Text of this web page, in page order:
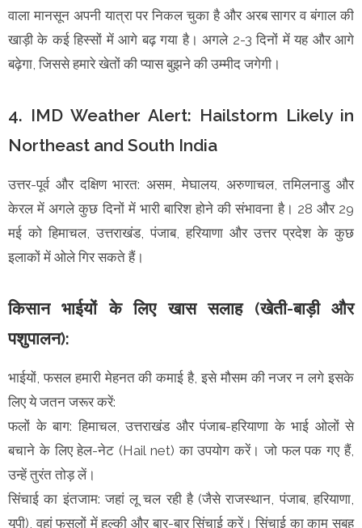
वाला मानसून अपनी यात्रा पर निकल चुका है और अरब सागर व बंगाल की
खाड़ी के कई हिस्सों में आगे बढ़ गया है। अगले 2-3 दिनों में यह और आगे
बढ़ेगा, जिससे हमारे खेतों की प्यास बुझने की उम्मीद जगेगी।
4. IMD Weather Alert: Hailstorm Likely in
Northeast and South India
उत्तर-पूर्व और दक्षिण भारत: असम, मेघालय, अरुणाचल, तमिलनाडु और
केरल में अगले कुछ दिनों में भारी बारिश होने की संभावना है। 28 और 29
मई को हिमाचल, उत्तराखंड, पंजाब, हरियाणा और उत्तर प्रदेश के कुछ
इलाकों में ओले गिर सकते हैं।
किसान भाईयों के लिए खास सलाह (खेती-बाड़ी और
पशुपालन):
भाईयों, फसल हमारी मेहनत की कमाई है, इसे मौसम की नजर न लगे इसके
लिए ये जतन जरूर करें:
फलों के बाग: हिमाचल, उत्तराखंड और पंजाब-हरियाणा के भाई ओलों से
बचाने के लिए हेल-नेट (Hail net) का उपयोग करें। जो फल पक गए हैं,
उन्हें तुरंत तोड़ लें।
सिंचाई का इंतजाम: जहां लू चल रही है (जैसे राजस्थान, पंजाब, हरियाणा,
यूपी), वहां फसलों में हल्की और बार-बार सिंचाई करें। सिंचाई का काम सुबह